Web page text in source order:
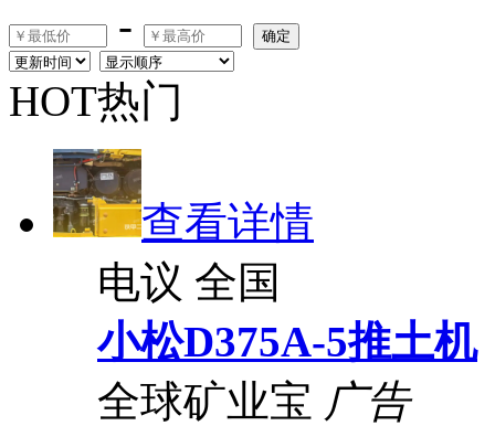
-
确定
HOT热门
查看详情
电议 全国
小松D375A-5推土机
全球矿业宝 广告